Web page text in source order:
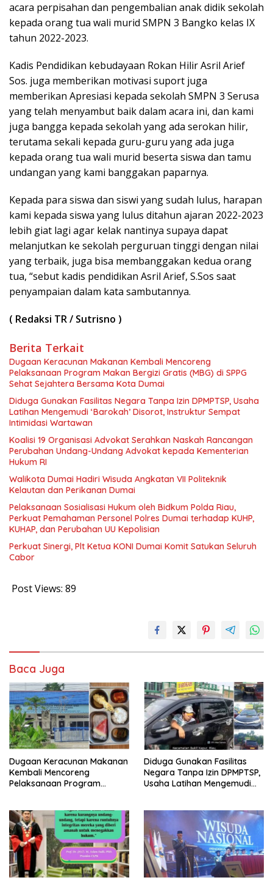
acara perpisahan dan pengembalian anak didik sekolah
kepada orang tua wali murid SMPN 3 Bangko kelas IX
tahun 2022-2023.
Kadis Pendidikan kebudayaan Rokan Hilir Asril Arief
Sos. juga memberikan motivasi suport juga
memberikan Apresiasi kepada sekolah SMPN 3 Serusa
yang telah menyambut baik dalam acara ini, dan kami
juga bangga kepada sekolah yang ada serokan hilir,
terutama sekali kepada guru-guru yang ada juga
kepada orang tua wali murid beserta siswa dan tamu
undangan yang kami banggakan paparnya.
Kepada para siswa dan siswi yang sudah lulus, harapan
kami kepada siswa yang lulus ditahun ajaran 2022-2023
lebih giat lagi agar kelak nantinya supaya dapat
melanjutkan ke sekolah perguruan tinggi dengan nilai
yang terbaik, juga bisa membanggakan kedua orang
tua, “sebut kadis pendidikan Asril Arief, S.Sos saat
penyampaian dalam kata sambutannya.
( Redaksi TR / Sutrisno )
Berita Terkait
Dugaan Keracunan Makanan Kembali Mencoreng
Pelaksanaan Program Makan Bergizi Gratis (MBG) di SPPG
Sehat Sejahtera Bersama Kota Dumai
Diduga Gunakan Fasilitas Negara Tanpa Izin DPMPTSP, Usaha
Latihan Mengemudi ‘Barokah’ Disorot, Instruktur Sempat
Intimidasi Wartawan
Koalisi 19 Organisasi Advokat Serahkan Naskah Rancangan
Perubahan Undang-Undang Advokat kepada Kementerian
Hukum RI
Walikota Dumai Hadiri Wisuda Angkatan VII Politeknik
Kelautan dan Perikanan Dumai
Pelaksanaan Sosialisasi Hukum oleh Bidkum Polda Riau,
Perkuat Pemahaman Personel Polres Dumai terhadap KUHP,
KUHAP, dan Perubahan UU Kepolisian
Perkuat Sinergi, Plt Ketua KONI Dumai Komit Satukan Seluruh
Cabor
Post Views: 89
Baca Juga
Dugaan Keracunan Makanan
Kembali Mencoreng
Pelaksanaan Program
Bersama Kota Dumai
Diduga Gunakan Fasilitas
Negara Tanpa Izin DPMPTSP,
Usaha Latihan Mengemudi